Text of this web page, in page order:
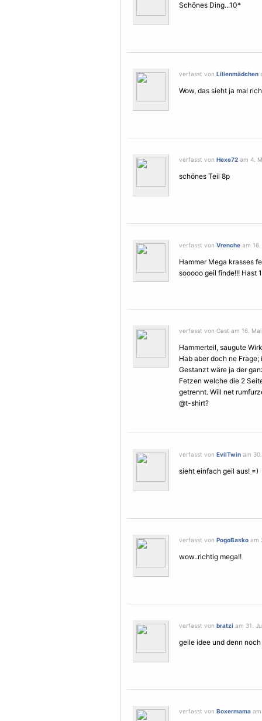
Schönes Ding...10*
verfasst von Lilienmädchen
Wow, das sieht ja mal
verfasst von Hexe72 am 4.
schönes Teil 8p
verfasst von Vrenche am 16.
Hammer Mega krasses
sooooo geil finde!!! Hast
verfasst von Gast am 16.
Hammerteil, saugute
Hab aber doch ne
Gestanzt wäre ja der
Fetzen welche die 2
getrennt. Will net
@t-shirt?
verfasst von EvilTwin am
sieht einfach geil aus! =)
verfasst von PogoBasko am
wow..richtig mega!!
verfasst von bratzi am 31.
geile idee und denn
verfasst von Boxermama